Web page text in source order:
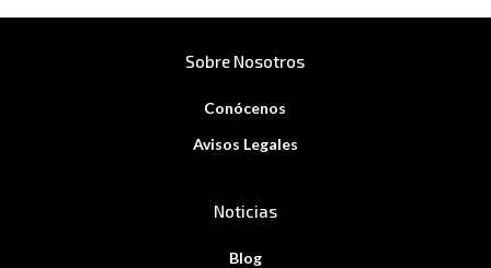
Sobre Nosotros
Conócenos
Avisos Legales
Noticias
Blog